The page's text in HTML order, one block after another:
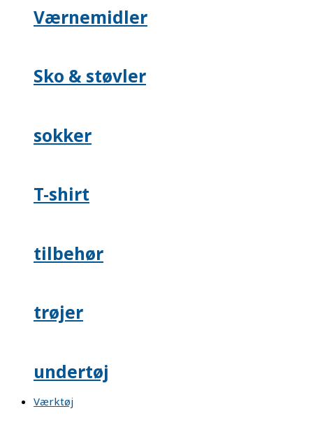
Værnemidler
Sko & støvler
sokker
T-shirt
tilbehør
trøjer
undertøj
Værktøj